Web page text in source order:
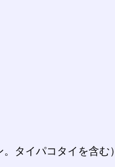
タイパコタイを含む）